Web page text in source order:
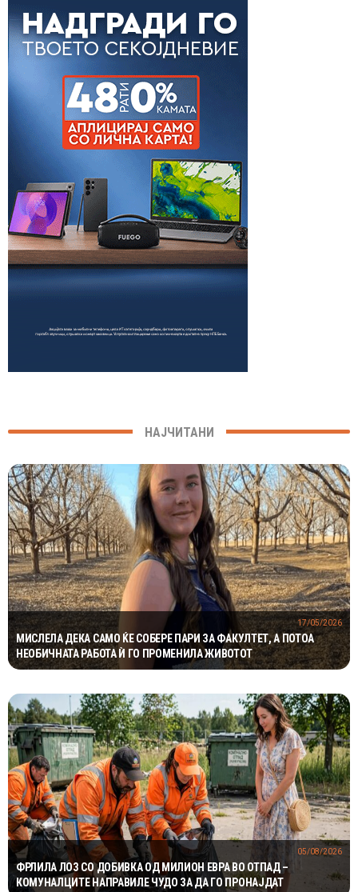
НАЈЧИТАНИ
МИСЛЕЛА ДЕКА САМО ЌЕ СОБЕРЕ ПАРИ ЗА ФАКУЛТЕТ, А ПОТОА
НЕОБИЧНАТА РАБОТА Ѝ ГО ПРОМЕНИЛА ЖИВОТОТ
17/05/2026
ФРЛИЛА ЛОЗ СО ДОБИВКА ОД МИЛИОН ЕВРА ВО ОТПАД –
КОМУНАЛЦИТЕ НАПРАВИЛЕ ЧУДО ЗА ДА ГО ПРОНАЈДАТ
05/08/2026